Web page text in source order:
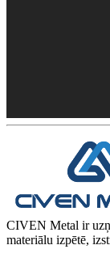
CIVEN Metal ir
materiālu izpētē,